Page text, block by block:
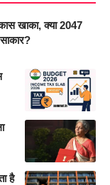
खाका, क्या 2047
है